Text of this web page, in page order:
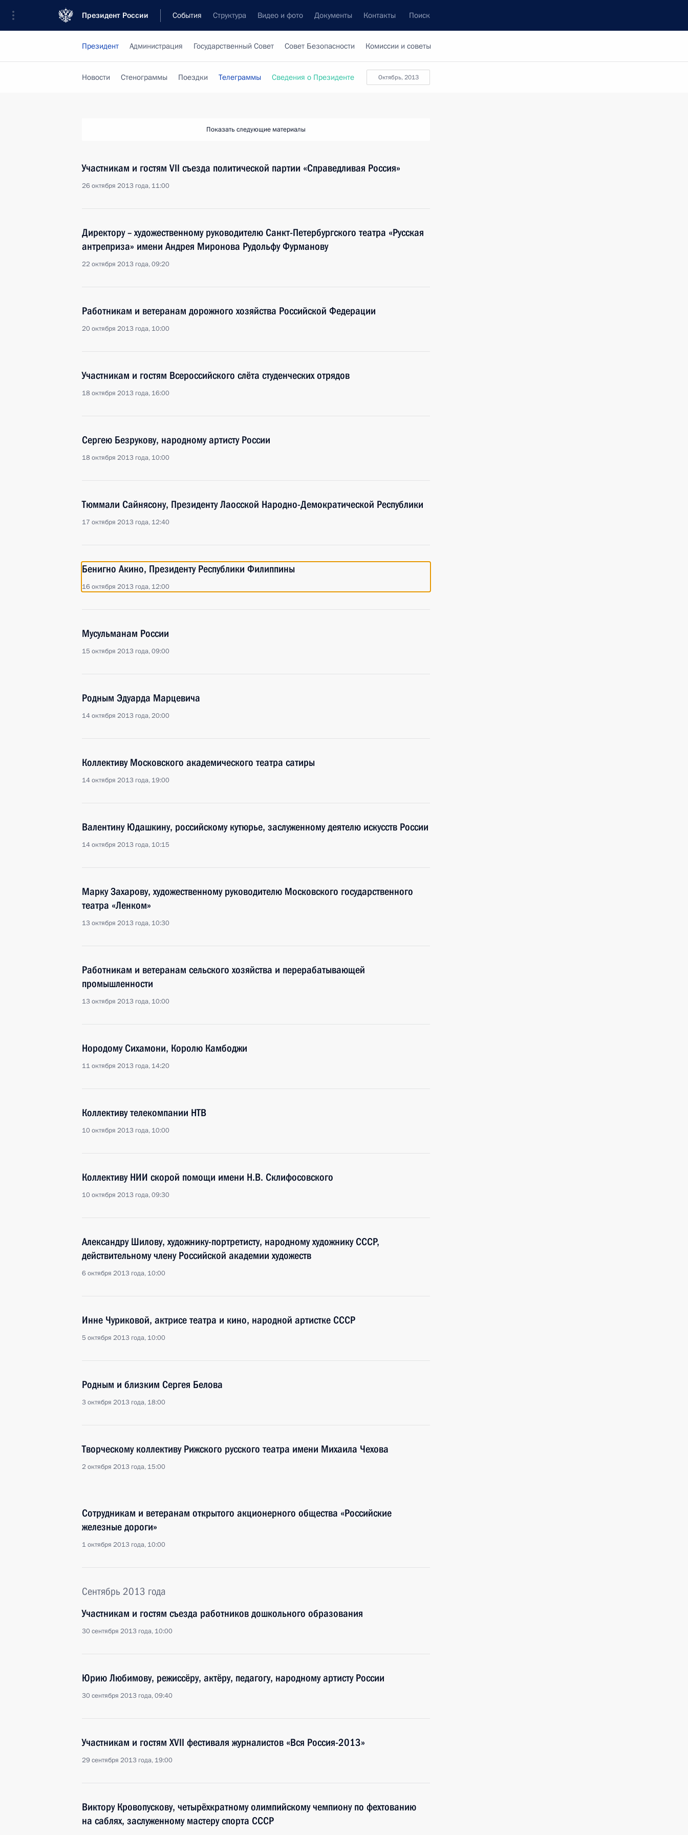
Президент России События Структура Видео и фото Документы Контакты Поиск
Президент Администрация Государственный Совет Совет Безопасности Комиссии и советы
Октябрь, 2013
Новости Стенограммы Поездки Телеграммы Сведения о Президенте
Показать следующие материалы
Участникам и гостям VII съезда политической партии «Справедливая Россия»
26 октября 2013 года, 11:00
Директору – художественному руководителю Санкт-Петербургского театра «Русская
антреприза» имени Андрея Миронова Рудольфу Фурманову
22 октября 2013 года, 09:20
Работникам и ветеранам дорожного хозяйства Российской Федерации
20 октября 2013 года, 10:00
Участникам и гостям Всероссийского слёта студенческих отрядов
18 октября 2013 года, 16:00
Сергею Безрукову, народному артисту России
18 октября 2013 года, 10:00
Тюммали Сайнясону, Президенту Лаосской Народно-Демократической Республики
17 октября 2013 года, 12:40
Бенигно Акино, Президенту Республики Филиппины
16 октября 2013 года, 12:00
Мусульманам России
15 октября 2013 года, 09:00
Родным Эдуарда Марцевича
14 октября 2013 года, 20:00
Коллективу Московского академического театра сатиры
14 октября 2013 года, 19:00
Валентину Юдашкину, российскому кутюрье, заслуженному деятелю искусств России
14 октября 2013 года, 10:15
Марку Захарову, художественному руководителю Московского государственного
театра «Ленком»
13 октября 2013 года, 10:30
Работникам и ветеранам сельского хозяйства и перерабатывающей
промышленности
13 октября 2013 года, 10:00
Нородому Сихамони, Королю Камбоджи
11 октября 2013 года, 14:20
Коллективу телекомпании НТВ
10 октября 2013 года, 10:00
Коллективу НИИ скорой помощи имени Н.В. Склифосовского
10 октября 2013 года, 09:30
Александру Шилову, художнику-портретисту, народному художнику СССР,
действительному члену Российской академии художеств
6 октября 2013 года, 10:00
Инне Чуриковой, актрисе театра и кино, народной артистке СССР
5 октября 2013 года, 10:00
Родным и близким Сергея Белова
3 октября 2013 года, 18:00
Творческому коллективу Рижского русского театра имени Михаила Чехова
2 октября 2013 года, 15:00
Сотрудникам и ветеранам открытого акционерного общества «Российские
железные дороги»
1 октября 2013 года, 10:00
Сентябрь 2013 года
Участникам и гостям съезда работников дошкольного образования
30 сентября 2013 года, 10:00
Юрию Любимову, режиссёру, актёру, педагогу, народному артисту России
30 сентября 2013 года, 09:40
Участникам и гостям XVII фестиваля журналистов «Вся Россия-2013»
29 сентября 2013 года, 19:00
Виктору Кровопускову, четырёхкратному олимпийскому чемпиону по фехтованию
на саблях, заслуженному мастеру спорта СССР